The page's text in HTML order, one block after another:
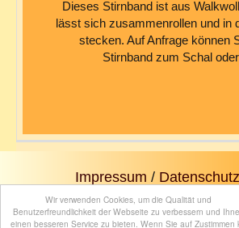
Wir verwenden Cookies, um die Qualität und
Benutzerfreundlichkeit der Webseite zu verbessern und
einen besseren Service zu bieten. Wenn Sie auf Zustimmen
Dieses Stirnband ist aus
lässt sich zusammenrollen und in
stecken. Auf Anfrage können
Stirnband zum Schal
Impressum / Datenschutz
Mein Konto/Warenkorb/Kasse/
Widerrufsrecht